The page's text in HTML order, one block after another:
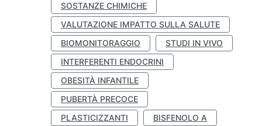
SOSTANZE CHIMICHE
VALUTAZIONE IMPATTO SULLA SALUTE
BIOMONITORAGGIO
STUDI IN VIVO
INTERFERENTI ENDOCRINI
OBESITÀ INFANTILE
PUBERTÀ PRECOCE
PLASTICIZZANTI
BISFENOLO A